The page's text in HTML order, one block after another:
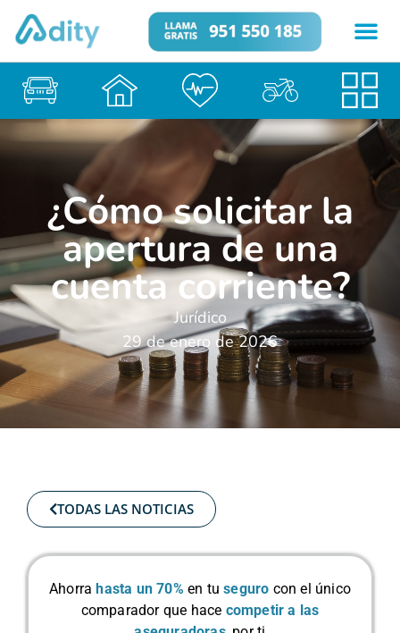
¿Cómo solicitar la
apertura de una
cuenta corriente?
Jurídico
29 de enero de 2026
TODAS LAS NOTICIAS
Ahorra hasta un 70% en tuseguro con el único
comparador que hace competir a las